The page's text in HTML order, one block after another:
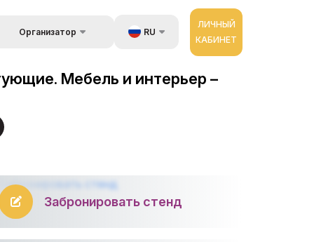
и
Организатор
Kонтакты
RU
EN
ЛИЧНЫЙ
КАБИНЕТ
Мебель и интерьер –
Забронировать стенд